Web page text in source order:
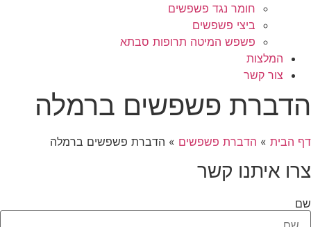
חומר נגד פשפשים
ביצי פשפשים
פשפש המיטה תרופות סבתא
המלצות
צור קשר
הדברת פשפשים ברמלה
דף הבית » הדברת פשפשים » הדברת פשפשים ברמלה
צרו איתנו קשר
שם